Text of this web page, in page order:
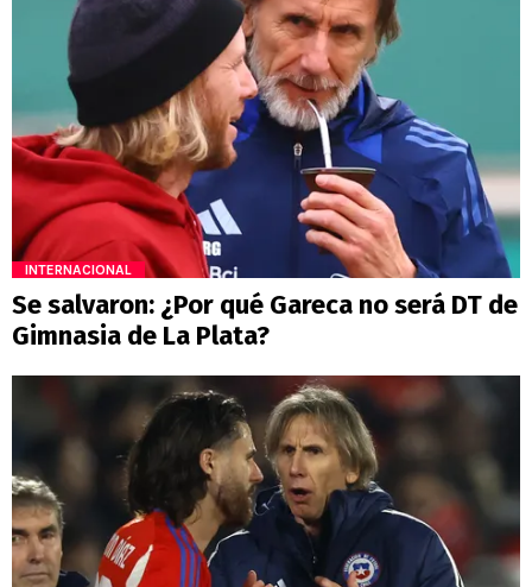
INTERNACIONAL
Se salvaron: ¿Por qué Gareca no será DT de
Gimnasia de La Plata?